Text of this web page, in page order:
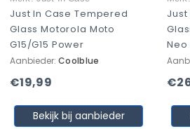
Just In Case Tempered
Glass Motorola Moto
G15/G15 Power
Aanbieder: Coolblue
€19,99
Bekijk bij aanbieder
Neo